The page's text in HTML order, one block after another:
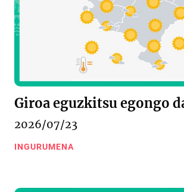
Giroa eguzkitsu egongo
2026/07/23
INGURUMENA